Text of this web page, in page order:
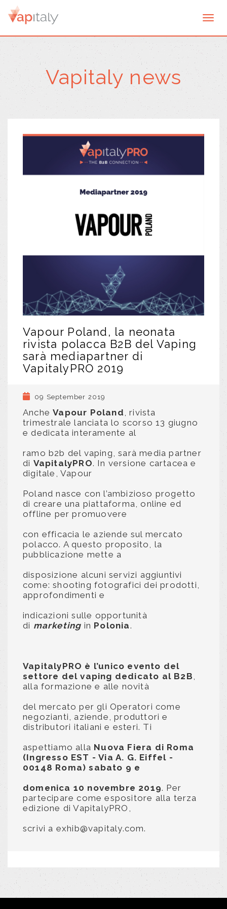
Vapitaly news
Vapour Poland, la neonata
rivista polacca B2B del Vaping
sarà mediapartner di
VapitalyPRO 2019
09 September 2019
AncheVapour Poland, rivista
trimestrale lanciata lo scorso 13 giugno
e dedicata interamente al
ramo b2b del vaping, sarà media partner
di VapitalyPRO. In versione cartacea e
digitale, Vapour
Poland nasce con l’ambizioso progetto
di creare una piattaforma, online ed
offline per promuovere
con efficacia le aziende sul mercato
polacco. A questo proposito, la
pubblicazione mette a
disposizione alcuni servizi aggiuntivi
come: shooting fotografici dei prodotti,
approfondimenti e
indicazioni sulle opportunità
di marketing in Polonia.
VapitalyPRO è l’unico evento del
settore del vaping dedicato al B2B,
alla formazione e alle novità
del mercato per gli Operatori come
negozianti, aziende, produttori e
distributori italiani e esteri. Ti
aspettiamo alla Nuova Fiera di Roma
(Ingresso EST - Via A. G. Eiffel -
00148 Roma) sabato 9 e
domenica 10 novembre 2019. Per
partecipare come espositore alla terza
edizione di VapitalyPRO,
scrivi a exhib@vapitaly.com.